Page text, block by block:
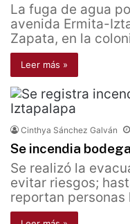
La fuga de agua
avenida Ermita-
Zapata, en la
Leer más »
Cinthya Sánchez Galván
Se incendia
Se realizó la
evitar riesgos;
reportan personas